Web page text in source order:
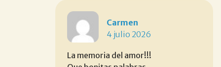
Carmen
4 julio 2026
La memoria del amor!!!